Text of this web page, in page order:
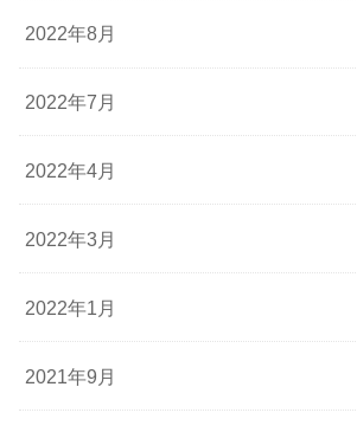
2022年8月
2022年7月
2022年4月
2022年3月
2022年1月
2021年9月